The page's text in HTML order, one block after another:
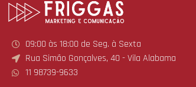
09:00 às 18:00 de Seg. à Sexta
Rua Simão Gonçalves, 40 - Vila Alabama
11 98739-9633